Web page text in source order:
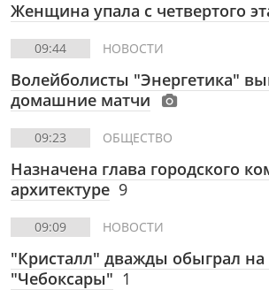
Женщина упала с четвертого
09:44 НОВОСТИ
Волейболисты "Энергетика"
домашние матчи
09:23 ОБЩЕСТВО
Назначена глава городского
архитектуре 9
09:09 НОВОСТИ
"Кристалл" дважды обыграл на
"Чебоксары" 1